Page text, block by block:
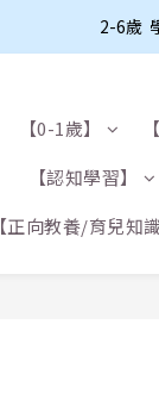
2-6歲
【0-1歲】
【認知學習】
【正向教養/育兒知